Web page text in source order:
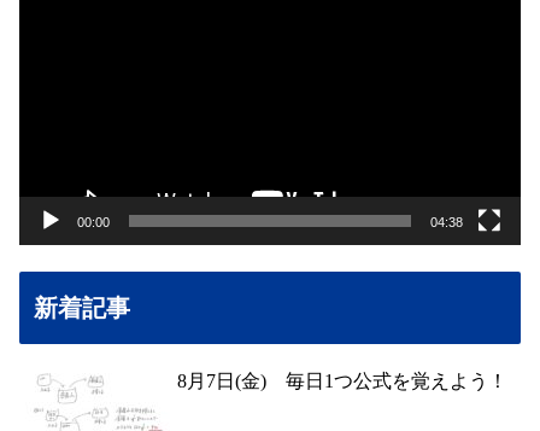
00:00 04:38
新着記事
8月7日(金) 毎日1つ公式を覚えよう！